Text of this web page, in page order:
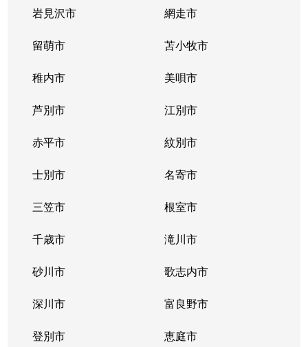
岩見沢市 網走市
留萌市 苫小牧市
稚内市 美唄市
芦別市 江別市
赤平市 紋別市
士別市 名寄市
三笠市 根室市
千歳市 滝川市
砂川市 歌志内市
深川市 富良野市
登別市 恵庭市